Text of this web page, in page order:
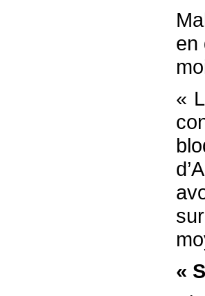
en
«
«